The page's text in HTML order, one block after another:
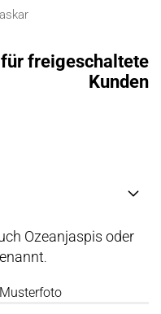
freigeschaltete
Kunden
Ozeanjaspis oder
.